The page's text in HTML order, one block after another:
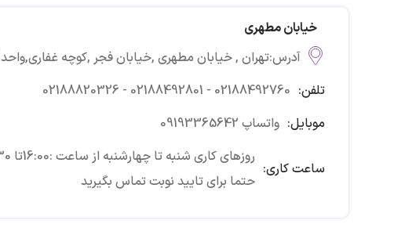
خیابان مطهری
آدرس:تهران , خیابان مطهری ,خیابان فجر ,کوچه غفاری,واحد 2, پلاک 43
تلفن: 02188820326 - 02188492801 - 02188492760
موبایل: 09193365642 واتساپ
ساعت کاری:
روزهای کاری شنبه تا چهارشنبه از ساعت :16:00تا 20:30
حتما برای تایید نوبت تماس بگیرید